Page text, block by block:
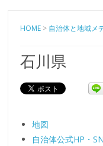
HOME > 自治体と地域メ
石川県
地図
自治体公式HP・